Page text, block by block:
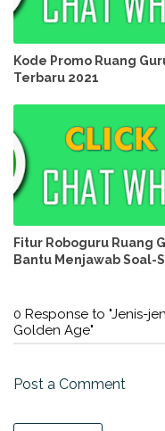
Kode Promo Ruang
Terbaru 2021
Fitur Roboguru Ruang
Bantu Menjawab Soal-
0 Response to "Jenis-
Golden Age"
Post a Comment